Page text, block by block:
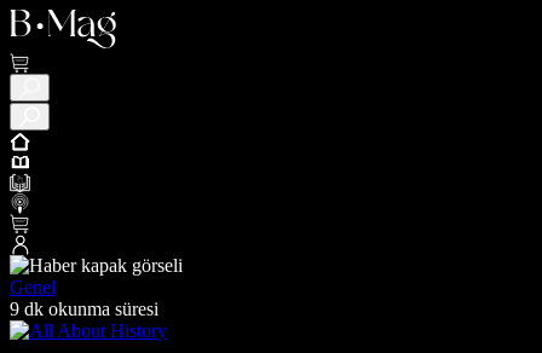
Genel
9 dk okunma süresi